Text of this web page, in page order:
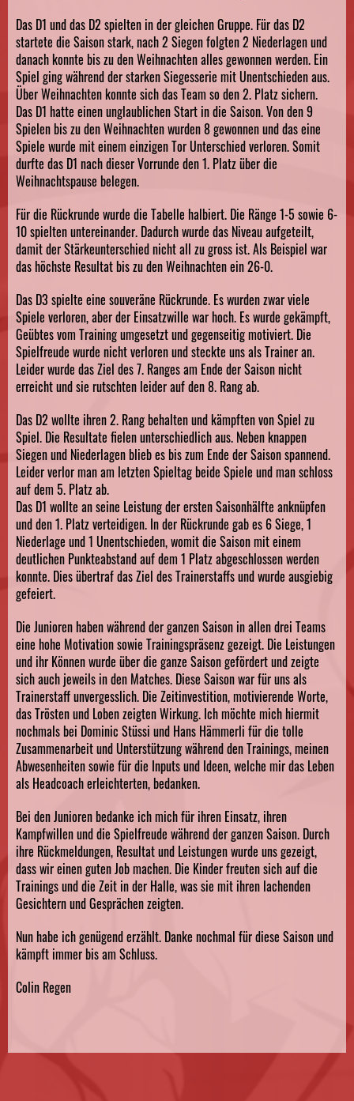
Das D1 und das D2 spielten in der gleichen Gruppe. Für das D2
startete die Saison stark, nach 2 Siegen folgten 2 Niederlagen und
danach konnte bis zu den Weihnachten alles gewonnen werden. Ein
Spiel ging während der starken Siegesserie mit Unentschieden aus.
Über Weihnachten konnte sich das Team so den 2. Platz sichern.
Das D1 hatte einen unglaublichen Start in die Saison. Von den 9
Spielen bis zu den Weihnachten wurden 8 gewonnen und das eine
Spiele wurde mit einem einzigen Tor Unterschied verloren. Somit
durfte das D1 nach dieser Vorrunde den 1. Platz über die
Weihnachtspause belegen.
Für die Rückrunde wurde die Tabelle halbiert. Die Ränge 1-5 sowie 6-
10 spielten untereinander. Dadurch wurde das Niveau aufgeteilt,
damit der Stärkeunterschied nicht all zu gross ist. Als Beispiel war
das höchste Resultat bis zu den Weihnachten ein 26-0.
Das D3 spielte eine souveräne Rückrunde. Es wurden zwar viele
Spiele verloren, aber der Einsatzwille war hoch. Es wurde gekämpft,
Geübtes vom Training umgesetzt und gegenseitig motiviert. Die
Spielfreude wurde nicht verloren und steckte uns als Trainer an.
Leider wurde das Ziel des 7. Ranges am Ende der Saison nicht
erreicht und sie rutschten leider auf den 8. Rang ab.
Das D2 wollte ihren 2. Rang behalten und kämpften von Spiel zu
Spiel. Die Resultate fielen unterschiedlich aus. Neben knappen
Siegen und Niederlagen blieb es bis zum Ende der Saison spannend.
Leider verlor man am letzten Spieltag beide Spiele und man schloss
auf dem 5. Platz ab.
Das D1 wollte an seine Leistung der ersten Saisonhälfte anknüpfen
und den 1. Platz verteidigen. In der Rückrunde gab es 6 Siege, 1
Niederlage und 1 Unentschieden, womit die Saison mit einem
deutlichen Punkteabstand auf dem 1 Platz abgeschlossen werden
konnte. Dies übertraf das Ziel des Trainerstaffs und wurde ausgiebig
gefeiert.
Die Junioren haben während der ganzen Saison in allen drei Teams
eine hohe Motivation sowie Trainingspräsenz gezeigt. Die Leistungen
und ihr Können wurde über die ganze Saison gefördert und zeigte
sich auch jeweils in den Matches. Diese Saison war für uns als
Trainerstaff unvergesslich. Die Zeitinvestition, motivierende Worte,
das Trösten und Loben zeigten Wirkung. Ich möchte mich hiermit
nochmals bei Dominic Stüssi und Hans Hämmerli für die tolle
Zusammenarbeit und Unterstützung während den Trainings, meinen
Abwesenheiten sowie für die Inputs und Ideen, welche mir das Leben
als Headcoach erleichterten, bedanken.
Bei den Junioren bedanke ich mich für ihren Einsatz, ihren
Kampfwillen und die Spielfreude während der ganzen Saison. Durch
ihre Rückmeldungen, Resultat und Leistungen wurde uns gezeigt,
dass wir einen guten Job machen. Die Kinder freuten sich auf die
Trainings und die Zeit in der Halle, was sie mit ihren lachenden
Gesichtern und Gesprächen zeigten.
Nun habe ich genügend erzählt. Danke nochmal für diese Saison und
kämpft immer bis am Schluss.
Colin Regen